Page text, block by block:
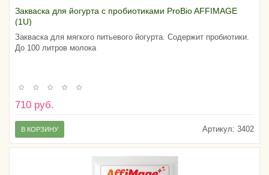
Закваска для йогурта с пробиотиками ProBio AFFIMAGE
(1U)
Закваска для мягкого питьевого йогурта. Содержит пробиотики.
До 100 литров молока
710 руб.
Артикул: 3402
В КОРЗИНУ